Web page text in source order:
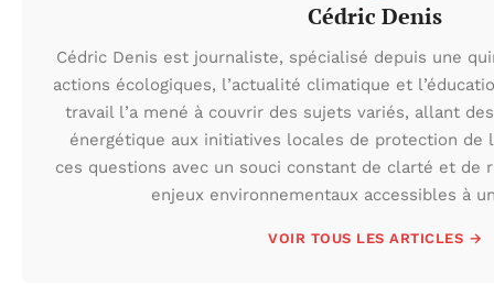
Cédric Denis
Cédric Denis est journaliste, spécialisé depuis une
actions écologiques, l’actualité climatique et
travail l’a mené à couvrir des sujets variés, allant
énergétique aux initiatives locales de protection de
ces questions avec un souci constant de clarté et de
enjeux environnementaux accessibles à
VOIR TOUS LES ARTICLES →